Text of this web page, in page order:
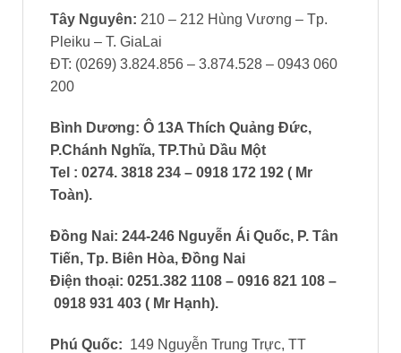
Tây Nguyên: 210 – 212 Hùng Vương – Tp.
Pleiku – T. GiaLai
ĐT: (0269) 3.824.856 – 3.874.528 – 0943 060
200
Bình Dương: Ô 13A Thích Quảng Đức,
P.Chánh Nghĩa, TP.Thủ Dầu Một
Tel : 0274. 3818 234 – 0918 172 192 ( Mr
Toàn).
Đồng Nai: 244-246 Nguyễn Ái Quốc, P. Tân
Tiến, Tp. Biên Hòa, Đồng Nai
Điện thoại: 0251.382 1108 – 0916 821 108 –
0918 931 403 ( Mr Hạnh).
Phú Quốc: 149 Nguyễn Trung Trực, TT